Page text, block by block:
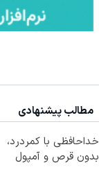
مطالب پیشنهادی
خداحافظی با کمردرد،
بدون قرص و آمپول